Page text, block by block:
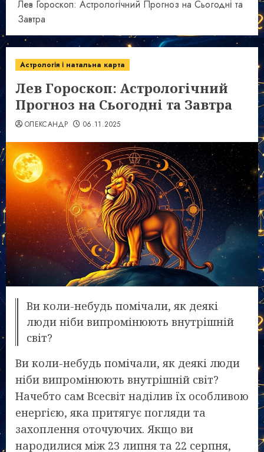
Лев Гороскоп: Астрологічний Прогноз на Сьогодні та
Завтра
Астрологія і натальна карта
Лев Гороскоп: Астрологічний
Прогноз на Сьогодні та Завтра
ОЛЕКСАНДР 06.11.2025
Ви коли-небудь помічали, як деякі
люди ніби випромінюють внутрішній
світ?
Ви коли-небудь помічали, як деякі люди
ніби випромінюють внутрішній світ?
Начебто сам Всесвіт наділив їх особливою
енергією, яка притягує погляди та
захоплення оточуючих. Якщо ви
народилися між 23 липня та 22 серпня,